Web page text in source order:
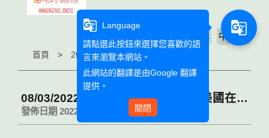
首頁 2022年新聞 2022 News
小 中 大
2022年新聞 2022 News
08/03/2022陳玉珍國際長受邀參加美國在台
協會(AIT) )文化新聞組舉辦之新春餐會
發佈日期 2022-03-17 11:00
g_translate
Language
請點選此按鈕來選擇您喜歡的語
言來瀏覽本網站。
此網站的翻譯是由Google 翻譯
提供。
關閉
g_translate